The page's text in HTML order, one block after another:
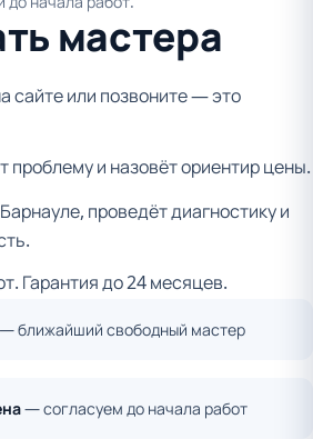
мастера
сайте или позвоните — это
проблему и назовёт ориентир цены.
проведёт диагностику и
Гарантия до 24 месяцев.
ближайший свободный мастер
— согласуем до начала работ